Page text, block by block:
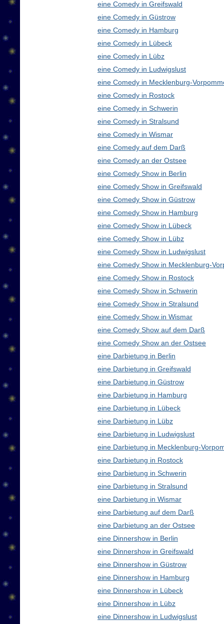
eine Comedy in Greifswald
eine Comedy in Güstrow
eine Comedy in Hamburg
eine Comedy in Lübeck
eine Comedy in Lübz
eine Comedy in Ludwigslust
eine Comedy in Mecklenburg-
eine Comedy in Rostock
eine Comedy in Schwerin
eine Comedy in Stralsund
eine Comedy in Wismar
eine Comedy auf dem Darß
eine Comedy an der Ostsee
eine Comedy Show in Berlin
eine Comedy Show in Greifswald
eine Comedy Show in Güstrow
eine Comedy Show in Hamburg
eine Comedy Show in Lübeck
eine Comedy Show in Lübz
eine Comedy Show in Ludwigslust
eine Comedy Show in Mecklenburg-
eine Comedy Show in Rostock
eine Comedy Show in Schwerin
eine Comedy Show in Stralsund
eine Comedy Show in Wismar
eine Comedy Show auf dem Darß
eine Comedy Show an der Ostsee
eine Darbietung in Berlin
eine Darbietung in Greifswald
eine Darbietung in Güstrow
eine Darbietung in Hamburg
eine Darbietung in Lübeck
eine Darbietung in Lübz
eine Darbietung in Ludwigslust
eine Darbietung in Mecklenburg-
eine Darbietung in Rostock
eine Darbietung in Schwerin
eine Darbietung in Stralsund
eine Darbietung in Wismar
eine Darbietung auf dem Darß
eine Darbietung an der Ostsee
eine Dinnershow in Berlin
eine Dinnershow in Greifswald
eine Dinnershow in Güstrow
eine Dinnershow in Hamburg
eine Dinnershow in Lübeck
eine Dinnershow in Lübz
eine Dinnershow in Ludwigslust